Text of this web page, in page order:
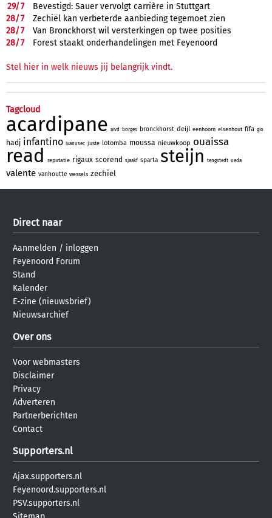
29/7
Bevestigd: Sauer vervolgt carrière in Stuttgart
28/7
Zechiël kan verbeterde aanbieding tegemoet zien
28/7
Van Bronckhorst wil versterkingen op twee posities
28/7 Forest staakt onderhandelingen met Feyenoord
Stel hier in welk nieuws jij belangrijk vindt.
Tagcloud
acardipane aivd borges bronckhorst deijl eenhoorn elsenhout fifa gio
hadj infantino ivanusec juste lotomba moussa nieuwkoop ouaissa
read reputatie rigaux scorend sjaakf sparta steijn tengstedt ueda
valente vanhoutte wessels zechiel
Direct naar
Aanmelden / inloggen
Feyenoord Forum
Stand
Kalender
E-zine (nieuwsbrief)
Nieuwsarchief
Over ons
Voor webmasters
Disclaimer
Privacy
Adverteren
Partnerberichten
Contact
Supporters.nl
Ajax.supporters.nl
Feyenoord.supporters.nl
PSV.supporters.nl